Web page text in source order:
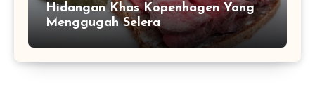
Hidangan Khas Kopenhagen Yang
Menggugah Selera